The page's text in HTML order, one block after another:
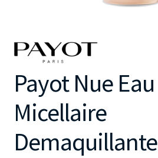
Payot Nue Eau
Micellaire
Demaquillante